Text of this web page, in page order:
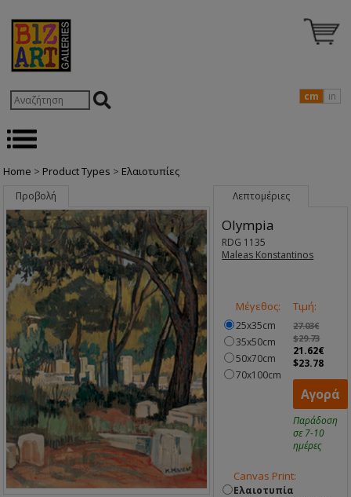
cm in
Home > Product Types > Ελαιοτυπίες
Προβολή Λεπτομέριες
Olympia
RDG 1135
Maleas Konstantinos
Μέγεθος:
25x35cm
35x50cm
50x70cm
70x100cm
Τιμή:
27.03€
$29.73
21.62€
$23.78
Αγορά
Παράδοση
σε 7-10
ημέρες
Canvas Print:
Ελαιοτυπία